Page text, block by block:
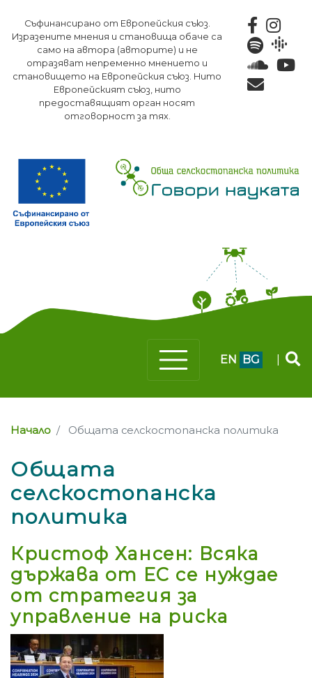
към
основното
съдържание
Съфинансирано от Европейския съюз.
Изразените мнения и становища обаче са
само на автора (авторите) и не
отразяват непременно мнението и
становището на Европейския съюз. Нито
Европейският съюз, нито
предоставящият орган носят
отговорност за тях.
EN BG
Начало Общата селскостопанска политика
Общата
селскостопанска
политика
Кристоф Хансен: Всяка
държава от ЕС се нуждае
от стратегия за
управление на риска